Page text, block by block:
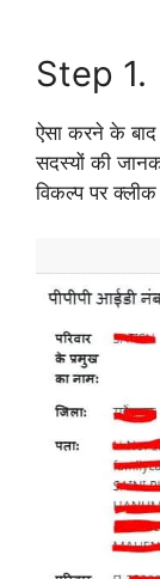
Step 1.
ऐसा करने के
सदस्यों की
विकल्प पर